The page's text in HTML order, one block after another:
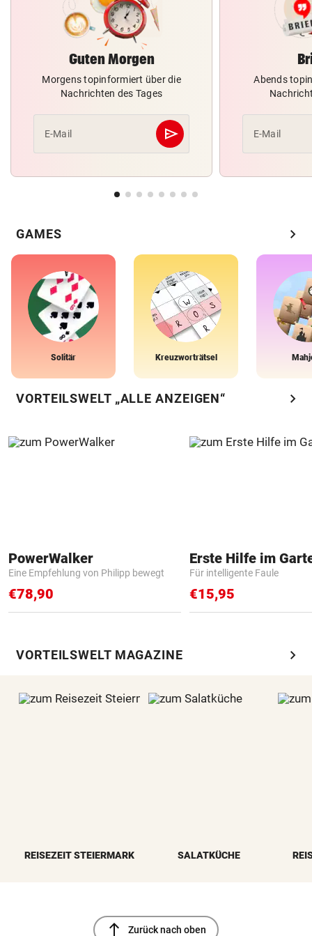
Guten Morgen
Morgens topinformiert über die
Nachrichten des Tages
E-Mail send
Abschicken
Abends
E-Mail
GAMES chevron_right
Solitär Kreuzworträtsel
VORTEILSWELT „ALLE ANZEIGEN“ chevron_right
PowerWalker
Eine Empfehlung von Philipp bewegt
€78,90
Erste Hilfe im
Für intelligente Faule
€15,95
VORTEILSWELT MAGAZINE chevron_right
REISEZEIT STEIERMARK SALATKÜCHE
north Zurück nach oben